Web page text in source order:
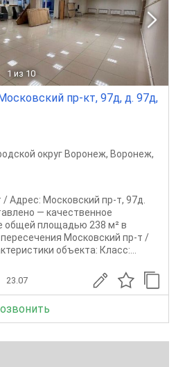
1 из 10
пр-кт, 97д, д. 97д,
округ Воронеж, Воронеж,
Адрес: Московский пр-т, 97д.
— качественное
общей площадью 238 м² в
Московский пр-т /
объекта: Класс:...
23.07